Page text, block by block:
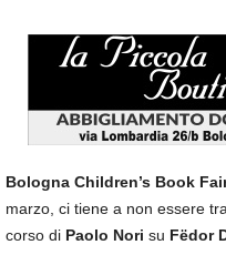
Bologna Children’s Book
marzo, ci tiene a non essere
corso diPaolo Nori su Fëdor